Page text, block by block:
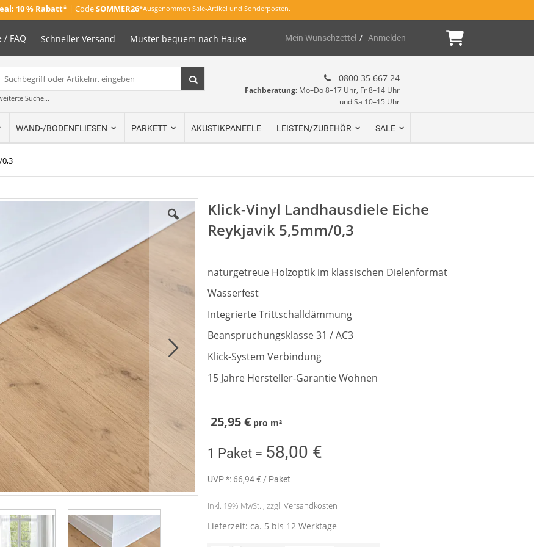
10 % Rabatt*| CodeSOMMER26*Ausgenommen Sale-Artikel und Sonderposten.
/ FAQ Schneller Versand Muster bequem nach Hause Mein
Mein Wunschzettel Anmelden
Suche
Suche...
0800 35 667 24
Fachberatung: Mo–Do 8–17 Uhr, Fr 8–14 Uhr
und Sa 10–15 Uhr
WAND-/BODENFLIESEN PARKETT AKUSTIKPANEELE LEISTEN/ZUBEHÖR SALE
0,3
Klick-Vinyl Landhausdiele Eiche
Reykjavik 5,5mm/0,3
naturgetreue Holzoptik im klassischen Dielenformat
Wasserfest
Integrierte Trittschalldämmung
Beanspruchungsklasse 31 / AC3
Klick-System Verbindung
15 Jahre Hersteller-Garantie Wohnen
25,95 €pro m²
1 Paket = 58,00 €
UVP *:66,94 €/ Paket
Inkl. 19% MwSt. , zzgl. Versandkosten
Lieferzeit: ca. 5 bis 12 Werktage